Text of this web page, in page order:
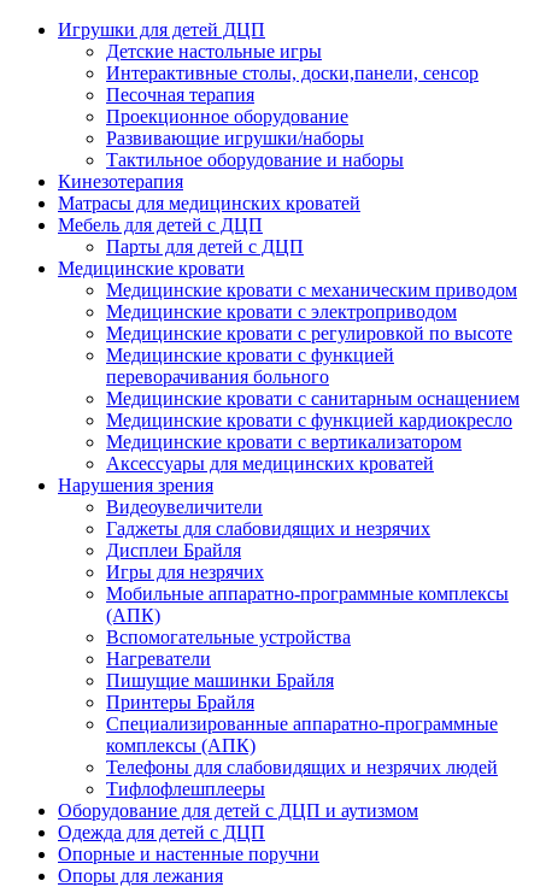
Игрушки для детей ДЦП
Детские настольные игры
Интерактивные столы, доски,панели, сенсор
Песочная терапия
Проекционное оборудование
Развивающие игрушки/наборы
Тактильное оборудование и наборы
Кинезотерапия
Матрасы для медицинских кроватей
Мебель для детей с ДЦП
Парты для детей с ДЦП
Медицинские кровати
Медицинские кровати с механическим приводом
Медицинские кровати с электроприводом
Медицинские кровати с регулировкой по высоте
Медицинские кровати с функцией
переворачивания больного
Медицинские кровати с санитарным оснащением
Медицинские кровати с функцией кардиокресло
Медицинские кровати с вертикализатором
Аксессуары для медицинских кроватей
Нарушения зрения
Видеоувеличители
Гаджеты для слабовидящих и незрячих
Дисплеи Брайля
Игры для незрячих
Мобильные аппаратно-программные комплексы
(АПК)
Вспомогательные устройства
Нагреватели
Пишущие машинки Брайля
Принтеры Брайля
Специализированные аппаратно-программные
комплексы (АПК)
Телефоны для слабовидящих и незрячих людей
Тифлофлешплееры
Оборудование для детей с ДЦП и аутизмом
Одежда для детей с ДЦП
Опорные и настенные поручни
Опоры для лежания